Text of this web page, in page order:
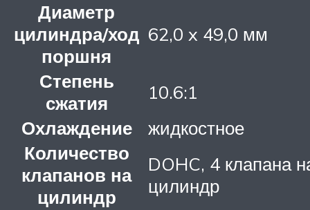
Диаметр
цилиндра/ход
поршня
62,0 x 49,0 мм
Степень
сжатия
10.6:1
Охлаждение
жидкостное
Количество
клапанов на
цилиндр
DOHC, 4 клапана
цилиндр